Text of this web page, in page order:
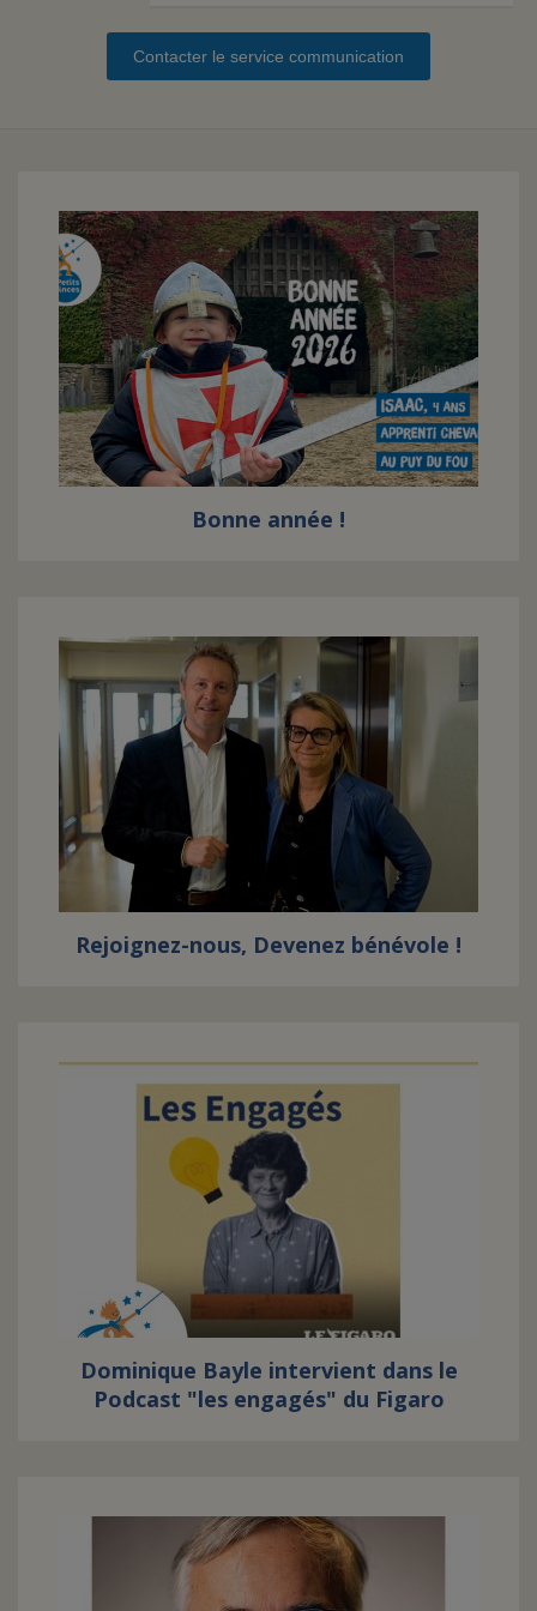
FAIRE UN DON
JE DEVIENS
BÉNÉVOLE
DEVENIR
UN PETIT PRINCE
Contacter le service communication
Bonne année !
Rejoignez-nous, Devenez bénévole !
Dominique Bayle intervient dans le
Podcast "les engagés" du Figaro